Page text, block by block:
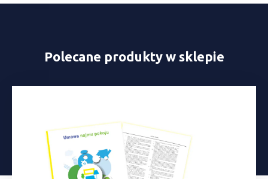
Polecane produkty w sklepie